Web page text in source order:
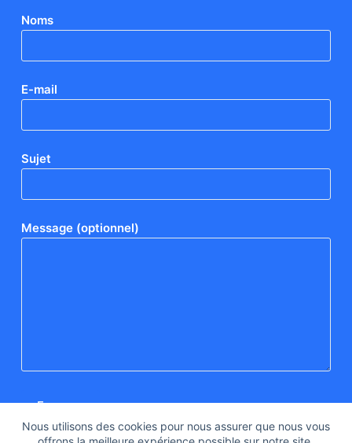
Nous utilisons des cookies pour nous assurer que nous vous
Noms
E-mail
Sujet
Message (optionnel)